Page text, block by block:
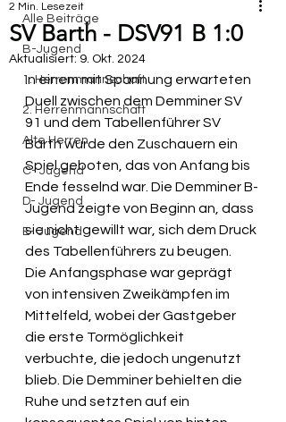
Alle Beiträge
B-Jugend
1. Herrenmannschaft
2. Herrenmannschaft
Alte Herren
C- Jugend
D- Jugend
E- Jugend
SV Barth - DSV91 B 1:0
2 Min. Lesezeit
Aktualisiert: 9. Okt. 2024
In einem mit Spannung erwarteten
Duell zwischen dem Demminer SV
91 und dem Tabellenführer SV
Barth wurde den Zuschauern ein
Spiel geboten, das von Anfang bis
Ende fesselnd war. Die Demminer B-
Jugend zeigte von Beginn an, dass
sie nicht gewillt war, sich dem Druck
des Tabellenführers zu beugen.
Die Anfangsphase war geprägt
von intensiven Zweikämpfen im
Mittelfeld, wobei der Gastgeber
die erste Tormöglichkeit
verbuchte, die jedoch ungenutzt
blieb. Die Demminer behielten die
Ruhe und setzten auf ein